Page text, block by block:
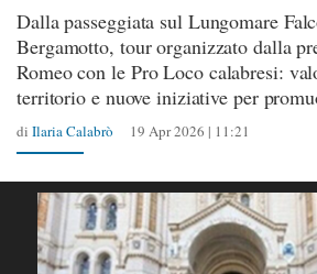
Dalla passeggiata sul Lungomare
Bergamotto, tour organizzato dalla
Romeo con le Pro Loco calabresi:
territorio e nuove iniziative per
di Ilaria Calabrò 19 Apr 2026 | 11:21